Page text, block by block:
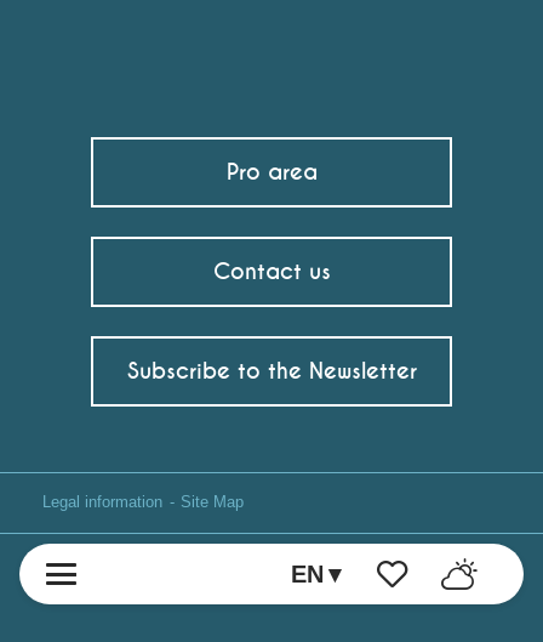
Voir les favoris
EN
Pro area
Contact us
Subscribe to the Newsletter
Legal information Site Map